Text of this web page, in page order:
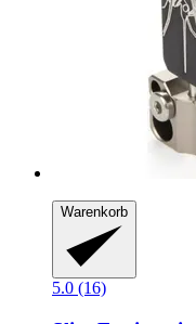
Warenkorb
5.0 (16)